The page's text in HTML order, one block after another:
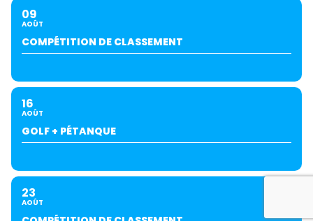
09
AOÛT
COMPÉTITION DE CLASSEMENT
16
AOÛT
GOLF + PÉTANQUE
23
AOÛT